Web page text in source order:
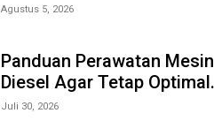
Terintegrasi Berbasis AI &
Offshore Expo (IMOX) 2026
Agustus 5, 2026
Panduan Perawatan Mesin
Diesel Agar Tetap Optimal
dan Tahan Lama
Juli 30, 2026